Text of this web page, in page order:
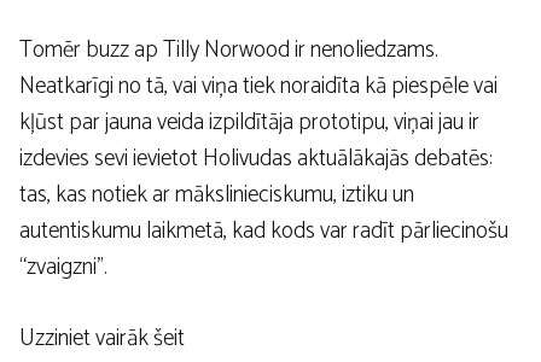
Tomēr buzz ap Tilly Norwood ir nenoliedzams.
Neatkarīgi no tā, vai viņa tiek noraidīta kā piespēle vai
kļūst par jauna veida izpildītāja prototipu, viņai jau ir
izdevies sevi ievietot Holivudas aktuālākajās debatēs:
tas, kas notiek ar mākslinieciskumu, iztiku un
autentiskumu laikmetā, kad kods var radīt pārliecinošu
“zvaigzni”.
Uzziniet vairāk šeit